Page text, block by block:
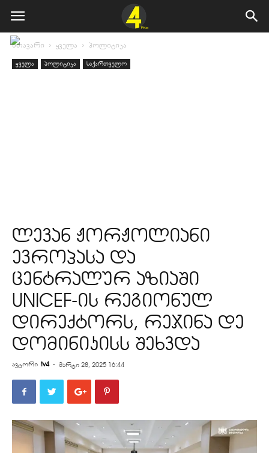
მთავარი ყველა პოლიტიკა
ყველა პოლიტიკა საქართველო
ლევან ჟორჟოლიანი
ევროპასა და
ცენტრალურ აზიაში
UNICEF-ის რეგიონულ
დირექტორს, რეჯინა დე
დომინიკისს შეხვდა
ავტორი tv4 - მარტი 28, 2025 16:44